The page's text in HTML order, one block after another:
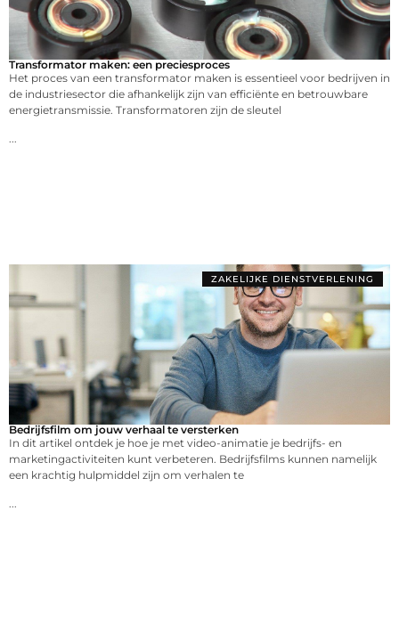
Transformator maken: een preciesproces
Het proces van een transformator maken is essentieel voor bedrijven in
de industriesector die afhankelijk zijn van efficiënte en betrouwbare
energietransmissie. Transformatoren zijn de sleutel
...
ZAKELIJKE DIENSTVERLENING
Bedrijfsfilm om jouw verhaal te versterken
In dit artikel ontdek je hoe je met video-animatie je bedrijfs- en
marketingactiviteiten kunt verbeteren. Bedrijfsfilms kunnen namelijk
een krachtig hulpmiddel zijn om verhalen te
...